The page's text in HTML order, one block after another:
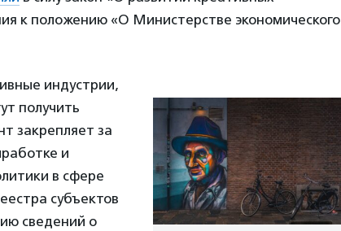
к положению «О Министерстве экономического
индустрии,
получить
закрепляет за
и
в сфере
субъектов
сведений о